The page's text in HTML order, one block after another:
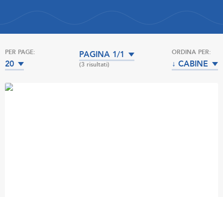
PER PAGE:
20
PAGINA 1/1
(3 risultati)
ORDINA PER:
↓ CABINE